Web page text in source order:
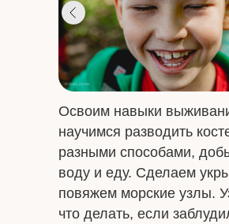
Освоим навыки
научимся разводить
разными способами,
воду и еду. Сделаем
повяжем морские узлы.
что делать, если